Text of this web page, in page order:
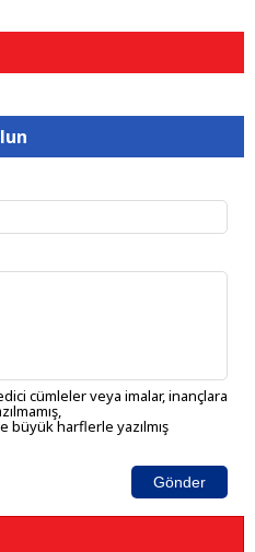
cümleler veya imalar, inançlara
büyük harflerle yazılmış
Gönder